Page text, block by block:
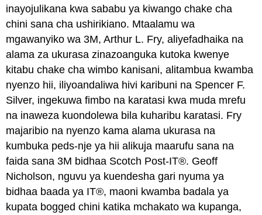
inayojulikana kwa sababu ya kiwango chake cha
chini sana cha ushirikiano. Mtaalamu wa
mgawanyiko wa 3M, Arthur L. Fry, aliyefadhaika na
alama za ukurasa zinazoanguka kutoka kwenye
kitabu chake cha wimbo kanisani, alitambua kwamba
nyenzo hii, iliyoandaliwa hivi karibuni na Spencer F.
Silver, ingekuwa fimbo na karatasi kwa muda mrefu
na inaweza kuondolewa bila kuharibu karatasi. Fry
majaribio na nyenzo kama alama ukurasa na
kumbuka peds-nje ya hii alikuja maarufu sana na
faida sana 3M bidhaa Scotch Post-IT®. Geoff
Nicholson, nguvu ya kuendesha gari nyuma ya
bidhaa baada ya IT®, maoni kwamba badala ya
kupata bogged chini katika mchakato wa kupanga,